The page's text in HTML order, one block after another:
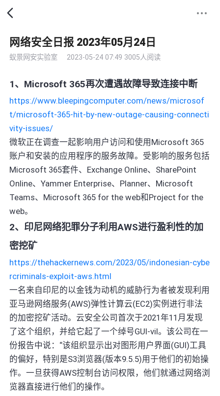
网络安全日报 2023年05月24日
蚁景网安实验室 2023-05-24 07:49 3005人阅读
1、Microsoft 365再次遭遇故障导致连接中断
https://www.bleepingcomputer.com/news/microsof
t/microsoft-365-hit-by-new-outage-causing-connecti
vity-issues/
微软正在调查一起影响用户访问和使用Microsoft 365
账户和安装的应用程序的服务故障。受影响的服务包括
Microsoft 365套件、Exchange Online、SharePoint
Online、Yammer Enterprise、Planner、Microsoft
Teams、Microsoft 365 for the web和Project for the
web。
2、印尼网络犯罪分子利用AWS进行盈利性的加
密挖矿
https://thehackernews.com/2023/05/indonesian-cybe
rcriminals-exploit-aws.html
一名来自印尼的以金钱为动机的威胁行为者被发现利用
亚马逊网络服务(AWS)弹性计算云(EC2)实例进行非法
的加密挖矿活动。云安全公司首次于2021年11月发现
了这个组织，并给它起了一个绰号GUI-vil。该公司在一
份报告中说：“该组织显示出对图形用户界面(GUI)工具
的偏好，特别是S3浏览器(版本9.5.5)用于他们的初始操
作。一旦获得AWS控制台访问权限，他们就通过网络浏
览器直接进行他们的操作。